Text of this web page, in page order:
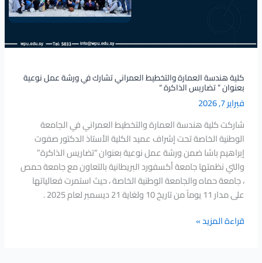
كلية هندسة العمارة والتخطيط العمراني تشارك في ورشة عمل نوعية
بعنوان ” تضاريس الذاكرة “
فبراير 7, 2026
شاركت كلية هندسة العمارة والتخطيط العمراني في الجامعة
الوطنية الخاصة تحت إشراف عميد الكلية الأستاذ الدكتور صفوت
إبراهيم باشا ضمن ورشة عمل نوعية بعنوان “تضاريس الذاكرة”
والتي نظمتها جامعة أكسفورد البريطانية بالتعاون مع جامعة حمص
، جامعة حماه والجامعة الوطنية الخاصة ، حيث استمرت فعالياتها
على مدار 11 يوماً من تاريخ 10 ولغاية 21 ديسمبر لعام 2025 .
نوعية
”
تضاريس
الذاكرة
قراءة المزيد »